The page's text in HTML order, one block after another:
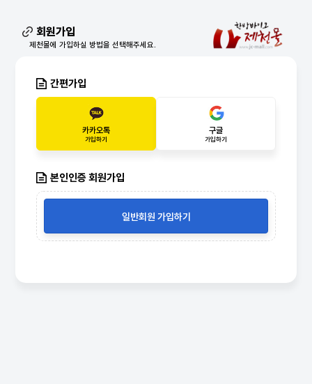
회원가입
제천몰에 가입하실 방법을 선택해주세요.
간편가입
카카오톡
가입하기
구글
가입하기
본인인증 회원가입
일반회원 가입하기